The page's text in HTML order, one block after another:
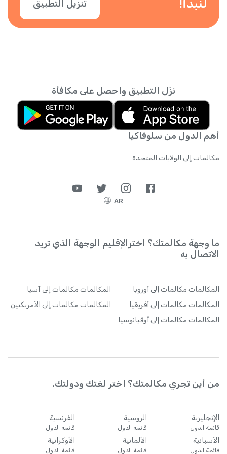
لنبدأ! تنزيل التطبيق
أهم الدول من سلوفاكيا
مكالمات إلى الولايات المتحدة
نزّل التطبيق واحصل على مكافأة
AR
ما وجهة مكالمتك؟ اخترالإقليم الوجهة الذي تريد
الاتصال به
المكالمات مكالمات إلى أوروبا المكالمات مكالمات إلى آسيا
المكالمات مكالمات إلى أفريقيا المكالمات مكالمات إلى الأمريكتين
المكالمات مكالمات إلى أوقيانوسيا
من أين تجري مكالمتك؟ اختر لغتك ودولتك.
الإنجليزية
قائمة الدول
الروسية
قائمة الدول
الفرنسية
قائمة الدول
الأسبانية
قائمة الدول
الألمانية
قائمة الدول
الأوكرانية
قائمة الدول